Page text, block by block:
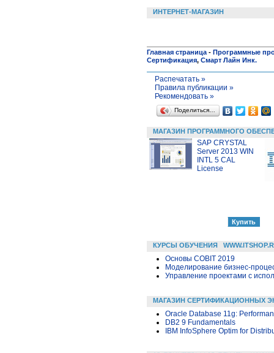
ИНТЕРНЕТ-МАГАЗИН
Главная страница - Программные
Сертификация, Смарт Лайн Инк.
Распечатать »
Правила публикации »
Рекомендовать »
Поделиться…
МАГАЗИН ПРОГРАММНОГО
SAP CRYSTAL
Server 2013 WIN
INTL 5 CAL
License
КУРСЫ ОБУЧЕНИЯ
Основы COBIT 2019
Моделирование бизнес-
Управление проектами с
МАГАЗИН СЕРТИФИКАЦИОННЫХ
Oracle Database 11g:
DB2 9 Fundamentals
IBM InfoSphere Optim for